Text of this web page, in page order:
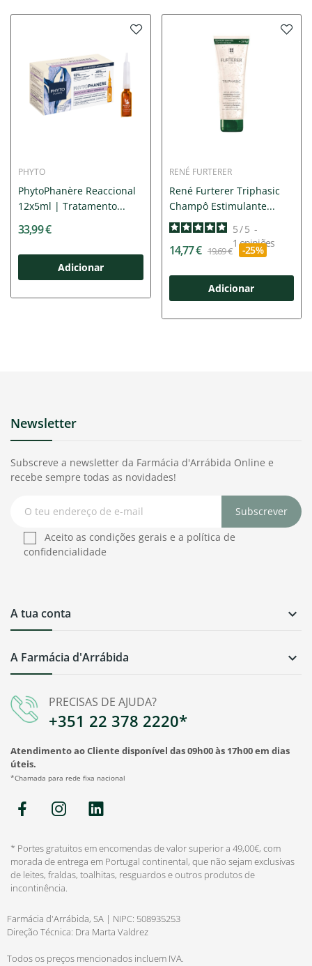
PHYTO
PhytoPhanère Reaccional
12x5ml | Tratamento...
33,99 €
Adicionar
RENÉ FURTERER
René Furterer Triphasic
Champô Estimulante...
5/ 5 -
1opiniões
14,77 € 19,69 € -25%
Adicionar
PRECISAS DE AJUDA?
+351 22 378 2220*
Atendimento ao Cliente disponível das 09h00 às 17h00 em dias
úteis.
*Chamada para rede fixa nacional
A Farmácia d'Arrábida 
A tua conta 
Newsletter
Subscreve a newsletter da Farmácia d'Arrábida Online e
recebe sempre todas as novidades!
Subscrever
Aceito as condições gerais e a política de
confidencialidade
* Portes gratuitos em encomendas de valor superior a 49,00€, com
morada de entrega em Portugal continental, que não sejam exclusivas
de leites, fraldas, toalhitas, resguardos e outros produtos de
incontinência.
Farmácia d'Arrábida, SA | NIPC: 508935253
Direção Técnica: Dra Marta Valdrez
Todos os preços mencionados incluem IVA.